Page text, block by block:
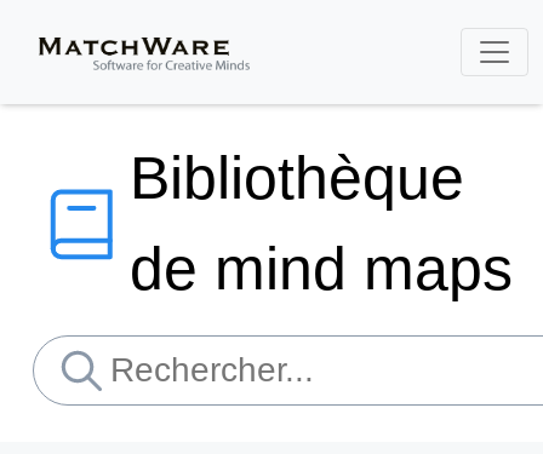
Bibliothèque
de mind maps